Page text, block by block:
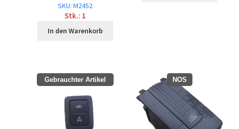
SKU: M2452
Stk.: 1
In den Warenkorb
Gebrauchter Artikel NOS